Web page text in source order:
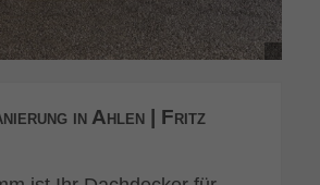
in Ahlen | Fritz